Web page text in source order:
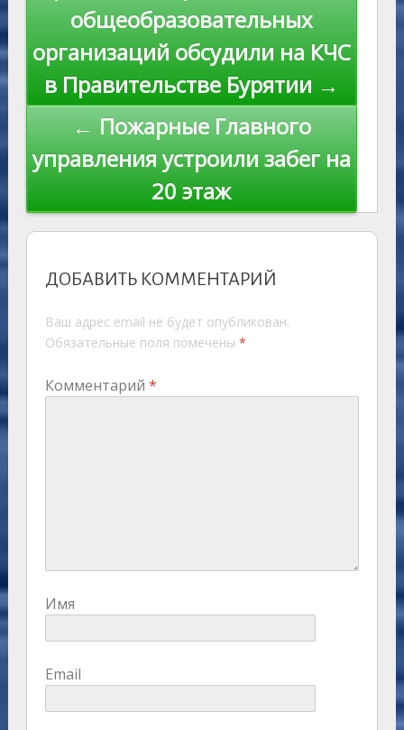
ki
k
общеобразовательных
организаций обсудили на КЧС
в Правительстве Бурятии →
← Пожарные Главного
управления устроили забег на
20 этаж
ДОБАВИТЬ КОММЕНТАРИЙ
Ваш адрес email не будет опубликован.
Обязательные поля помечены *
Комментарий *
Имя
Email